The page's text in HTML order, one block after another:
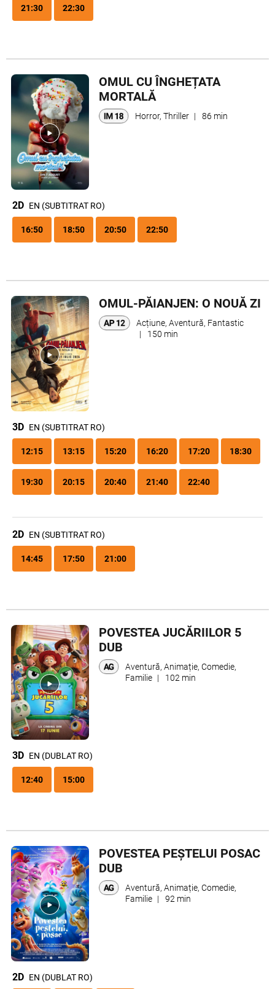
21:30 22:30
OMUL CU ÎNGHEȚATA
MORTALĂ
Horror, Thriller | 86 min
2D EN (SUBTITRAT RO)
16:50 18:50 20:50 22:50
OMUL-PĂIANJEN: O NOUĂ ZI
Acțiune, Aventură, Fantastic
|
150 min
3D EN (SUBTITRAT RO)
12:15 13:15 15:20 16:20 17:20 18:30
19:30 20:15 20:40 21:40 22:40
2D EN (SUBTITRAT RO)
14:45 17:50 21:00
POVESTEA JUCĂRIILOR 5
DUB
Aventură, Animație, Comedie,
Familie | 102 min
3D EN (DUBLAT RO)
12:40 15:00
POVESTEA PEȘTELUI POSAC
DUB
Aventură, Animație, Comedie,
Familie | 92 min
2D EN (DUBLAT RO)